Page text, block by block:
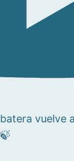
vuelve